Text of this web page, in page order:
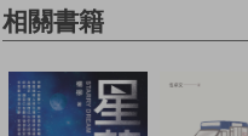
相關書籍